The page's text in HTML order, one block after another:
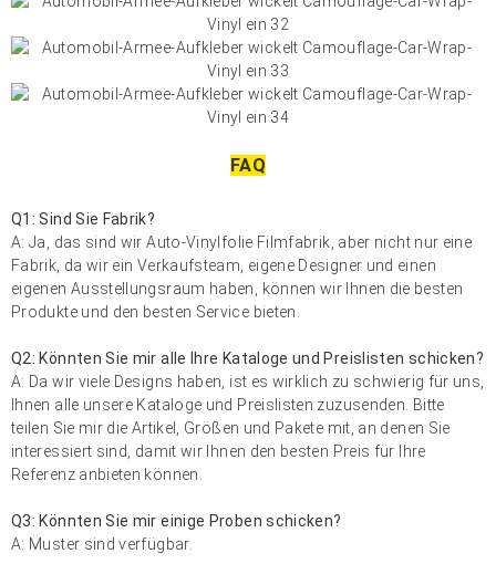
FAQ
Q1: Sind Sie Fabrik?
A: Ja, das sind wirAuto-Vinylfolie Filmfabrik, aber nicht nur eine
Fabrik, da wir ein Verkaufsteam, eigene Designer und einen
eigenen Ausstellungsraum haben, können wir Ihnen die besten
Produkte und den besten Service bieten.
Q2: Könnten Sie mir alle Ihre Kataloge und Preislisten schicken?
A: Da wir viele Designs haben, ist es wirklich zu schwierig für uns,
Ihnen alle unsere Kataloge und Preislisten zuzusenden. Bitte
teilen Sie mir die Artikel, Größen und Pakete mit, an denen Sie
interessiert sind, damit wir Ihnen den besten Preis für Ihre
Referenz anbieten können.
Q3: Könnten Sie mir einige Proben schicken?
A: Muster sind verfügbar.